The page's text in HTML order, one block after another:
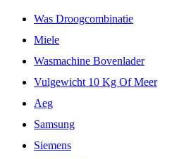
Was Droogcombinatie
Miele
Wasmachine Bovenlader
Vulgewicht 10 Kg Of Meer
Aeg
Samsung
Siemens